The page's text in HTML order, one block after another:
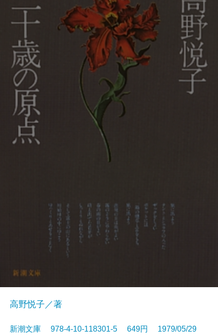
高野悦子／著
新潮文庫 978-4-10-118301-5 649円 1979/05/29